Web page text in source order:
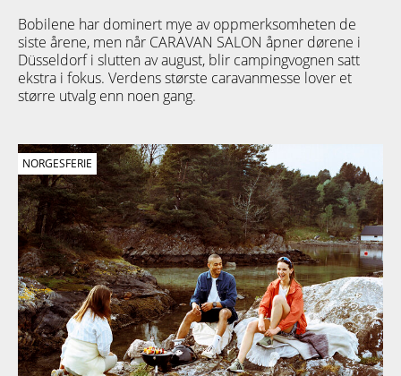
Bobilene har dominert mye av oppmerksomheten de
siste årene, men når CARAVAN SALON åpner dørene i
Düsseldorf i slutten av august, blir campingvognen satt
ekstra i fokus. Verdens største caravanmesse lover et
større utvalg enn noen gang.
NORGESFERIE